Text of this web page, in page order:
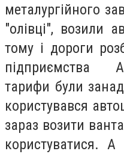
металургійного
"олівці", возили
тому і дороги
підприємства
тарифи були
користувався
зараз возити
користуватися. А